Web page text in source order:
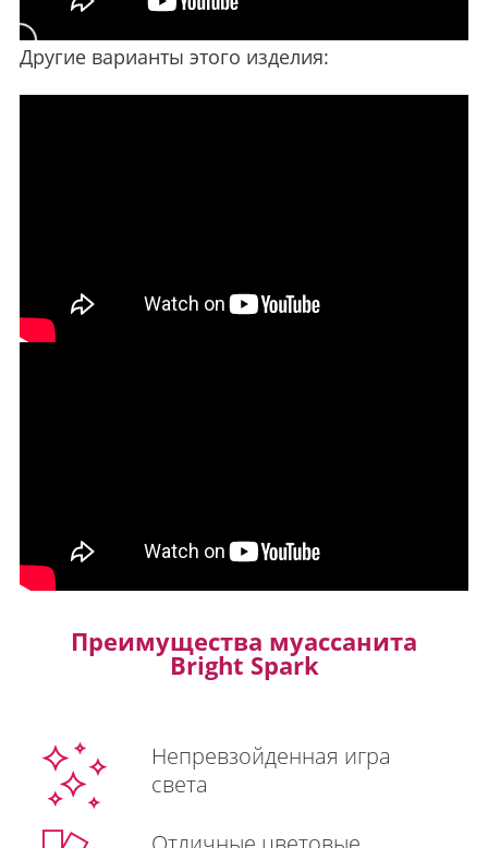
Другие варианты этого изделия:
Преимущества муассанита
Bright Spark
Непревзойденная игра
света